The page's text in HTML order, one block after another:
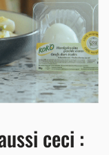
ceci :